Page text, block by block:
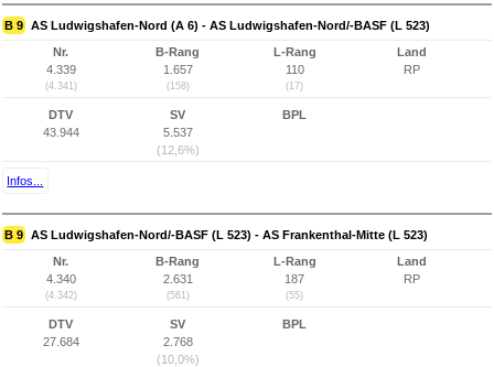
B 9 AS Ludwigshafen-Nord (A 6) - AS Ludwigshafen-Nord/-BASF (L 523)
Nr.
4.339
(4.341)
B-Rang
1.657
(158)
L-Rang
110
(17)
Land
RP
DTV
43.944
SV
5.537
(12,6%)
BPL
Infos...
B 9 AS Ludwigshafen-Nord/-BASF (L 523) - AS Frankenthal-Mitte (L 523)
Nr.
4.340
(4.342)
B-Rang
2.631
(561)
L-Rang
187
(55)
Land
RP
DTV
27.684
SV
2.768
(10,0%)
BPL